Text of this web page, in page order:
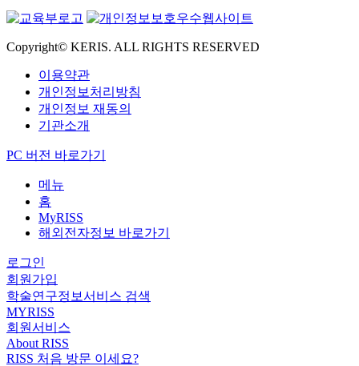
Copyright© KERIS. ALL RIGHTS RESERVED
이용약관
개인정보처리방침
개인정보 재동의
기관소개
PC 버전 바로가기
메뉴
홈
MyRISS
해외전자정보 바로가기
로그인
회원가입
학술연구정보서비스 검색
MYRISS
회원서비스
About RISS
RISS 처음 방문 이세요?